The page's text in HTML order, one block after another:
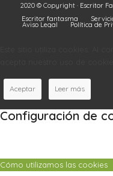
2020 © Copyright · Escritor
Escritor fantasma
Aviso Legal Política de
Aceptar Leer más
Configuración de
Cómo utilizamos las cookies